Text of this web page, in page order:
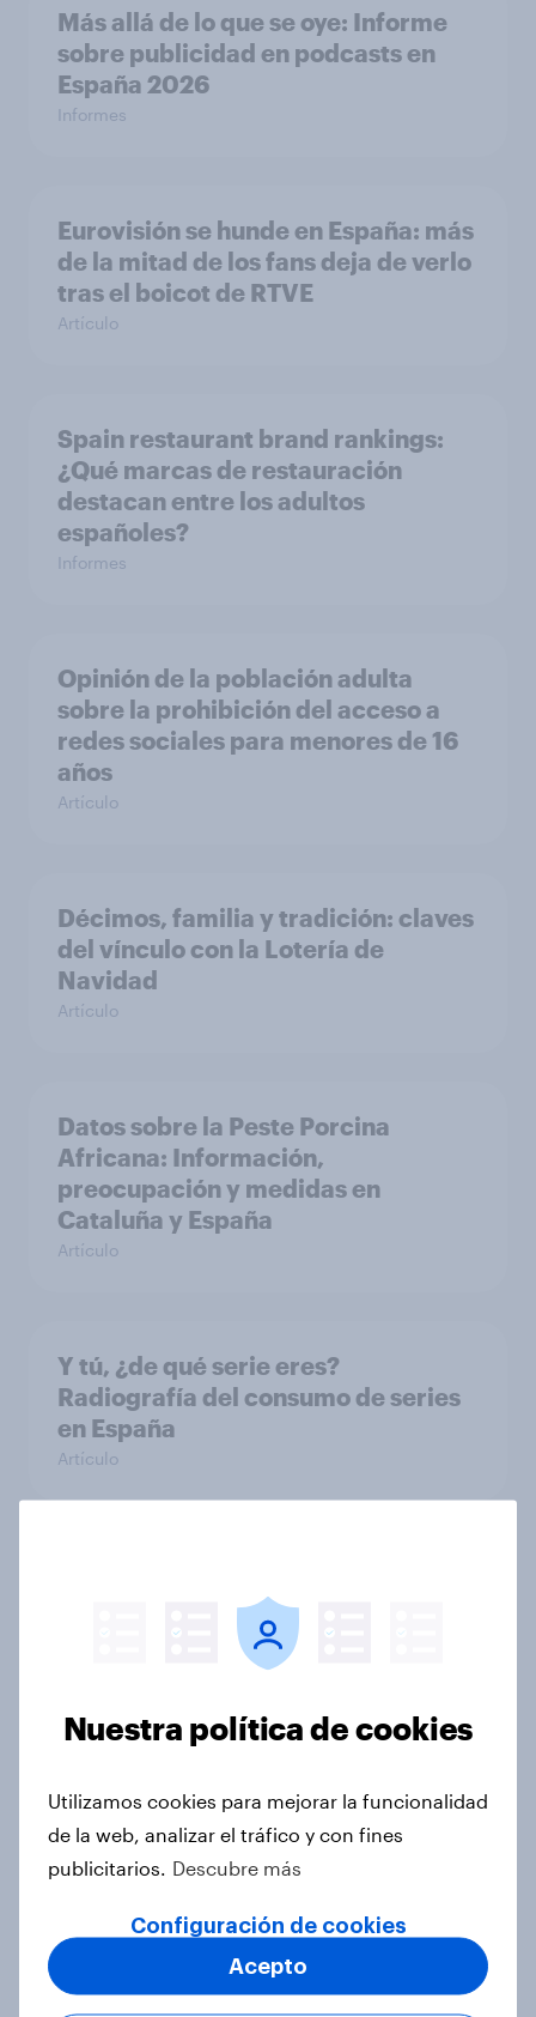
Más allá de lo que se oye: Informe
sobre publicidad en podcasts en
España 2026
Informes
Eurovisión se hunde en España: más
de la mitad de los fans deja de verlo
tras el boicot de RTVE
Artículo
Spain restaurant ​brand rankings​:
¿Qué marcas de restauración
destacan entre los adultos
españoles?
Informes
Opinión de la población adulta
sobre la prohibición del acceso a
redes sociales para menores de 16
años
Artículo
Décimos, familia y tradición: claves
del vínculo con la Lotería de
Navidad
Artículo
Datos sobre la Peste Porcina
Africana: Información,
preocupación y medidas en
Cataluña y España
Artículo
Y tú, ¿de qué serie eres?
Radiografía del consumo de series
en España
Artículo
Informes
How The Hygiene Bank raised
YouGov
Case Study
How GambleAware used YouGov
insights to tackle gambling harms
Nuestra política de cookies
Utilizamos cookies para mejorar la funcionalidad
de la web, analizar el tráfico y con fines
publicitarios.
Descubre más
Configuración de cookies
Acepto